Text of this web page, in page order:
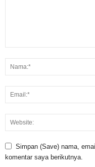
Simpan (Save) nama,
komentar saya berikutnya.